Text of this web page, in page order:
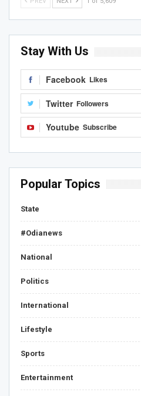
Stay With Us
Facebook Likes
Twitter Followers
Youtube Subscribe
Popular Topics
State
#Odianews
National
Politics
International
Lifestyle
Sports
Entertainment